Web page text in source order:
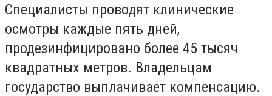
Специалисты проводят клинические
осмотры каждые пять дней,
продезинфицировано более 45 тысяч
квадратных метров. Владельцам
государство выплачивает компенсацию.